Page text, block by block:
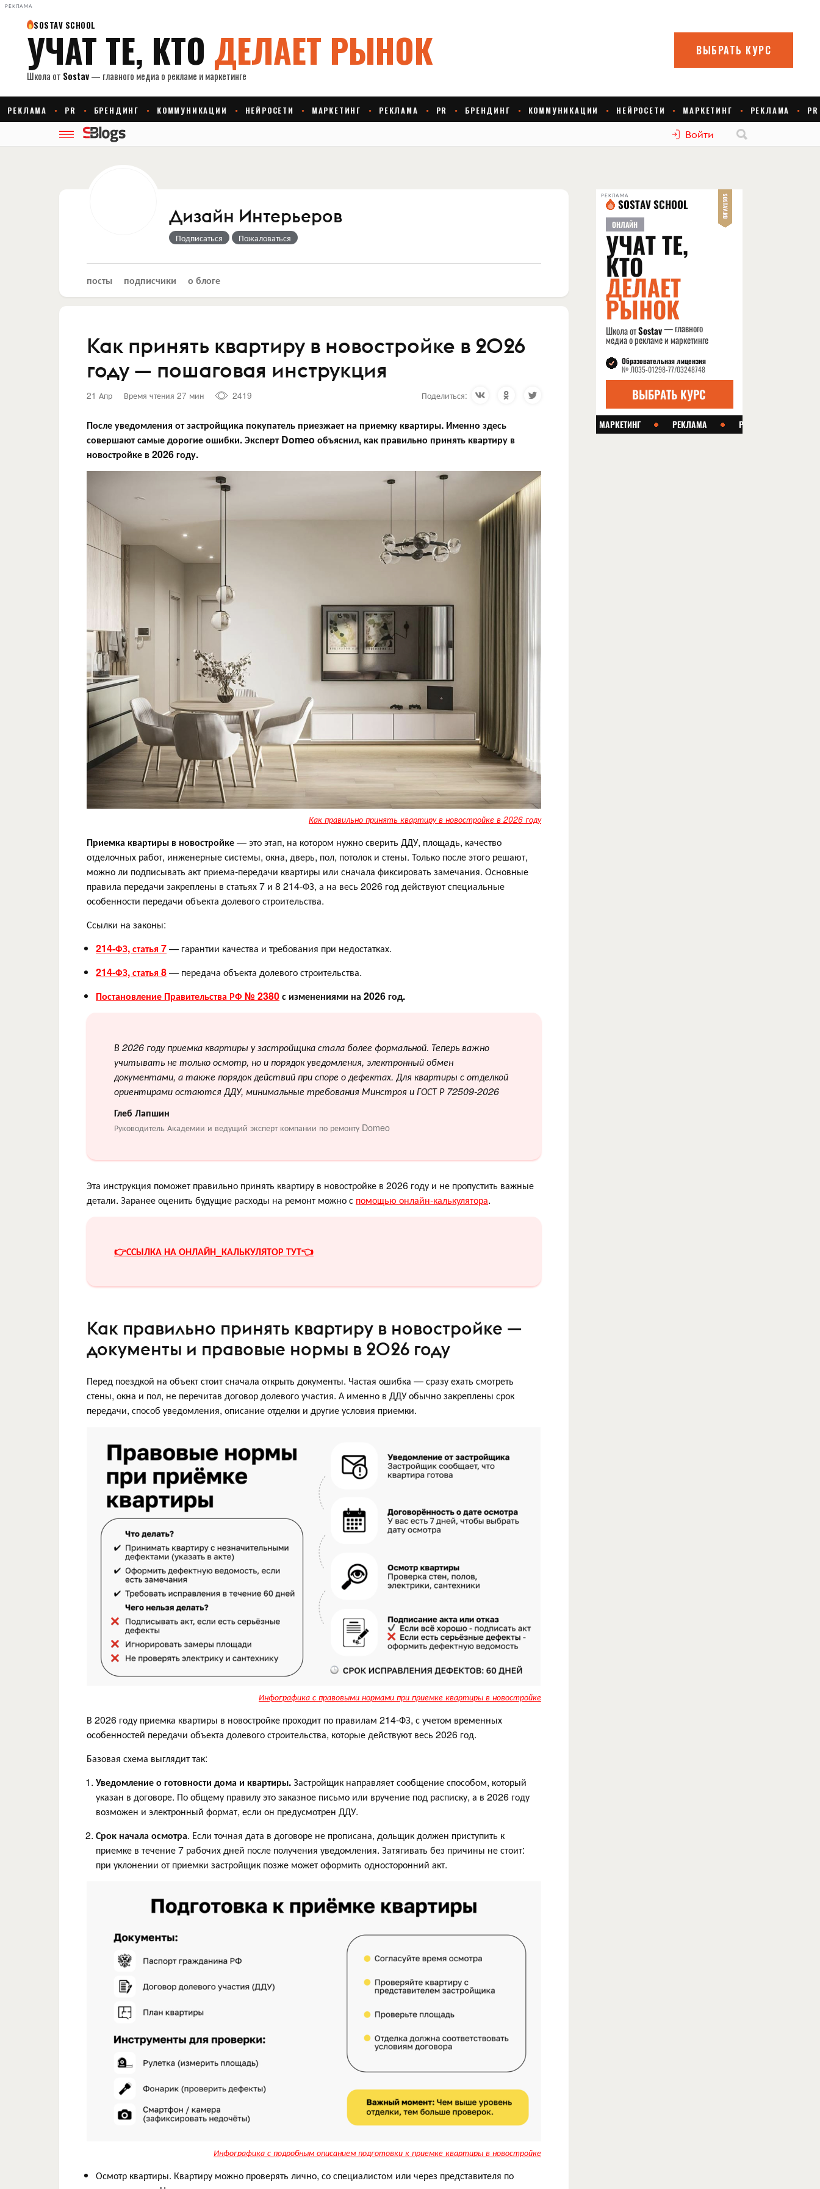
РЕКЛАМА
Войти
Дизайн Интерьеров
Подписаться Пожаловаться
посты подписчики о блоге
Как принять квартиру в новостройке в 2026
году — пошаговая инструкция
21 Апр Время чтения 27 мин 2419 Поделиться:
После уведомления от застройщика покупатель приезжает на приемку квартиры. Именно здесь
совершают самые дорогие ошибки. Эксперт Domeo объяснил, как правильно принять квартиру в
новостройке в 2026 году.
Как правильно принять квартиру в новостройке в 2026 году
Приемка квартиры в новостройке— это этап, на котором нужно сверить ДДУ, площадь, качество
отделочных работ, инженерные системы, окна, дверь, пол, потолок и стены. Только после этого решают,
можно ли подписывать акт приема-передачи квартиры или сначала фиксировать замечания. Основные
правила передачи закреплены в статьях 7 и 8 214-ФЗ, а на весь 2026 год действуют специальные
особенности передачи объекта долевого строительства.
Ссылки на законы:
214-ФЗ, статья 7— гарантии качества и требования при недостатках.
214-ФЗ, статья 8— передача объекта долевого строительства.
Постановление Правительства РФ № 2380с изменениями на 2026 год.
В 2026 году приемка квартиры у застройщика стала более формальной. Теперь важно
учитывать не только осмотр, но и порядок уведомления, электронный обмен
документами, а также порядок действий при споре о дефектах. Для квартиры с отделкой
ориентирами остаются ДДУ, минимальные требования Минстроя и ГОСТ Р 72509-2026
Глеб Лапшин
Руководитель Академии и ведущий эксперт компании по ремонту Domeo
Эта инструкция поможет правильно принять квартиру в новостройке в 2026 году и не пропустить важные
детали. Заранее оценить будущие расходы на ремонт можно с помощью онлайн-калькулятора.
👉ССЫЛКА НА ОНЛАЙН_КАЛЬКУЛЯТОР ТУТ👈
Как правильно принять квартиру в новостройке —
документы и правовые нормы в 2026 году
Перед поездкой на объект стоит сначала открыть документы. Частая ошибка — сразу ехать смотреть
стены, окна и пол, не перечитав договор долевого участия. А именно в ДДУ обычно закреплены срок
передачи, способ уведомления, описание отделки и другие условия приемки.
Инфографика с правовыми нормами при приемке квартиры в новостройке
В 2026 году приемка квартиры в новостройке проходит по правилам 214-ФЗ, с учетом временных
особенностей передачи объекта долевого строительства, которые действуют весь 2026 год.
Базовая схема выглядит так:
Уведомление о готовности дома и квартиры.Застройщик направляет сообщение способом, который
указан в договоре. По общему правилу это заказное письмо или вручение под расписку, а в 2026 году
возможен и электронный формат, если он предусмотрен ДДУ.
Срок начала осмотра. Если точная дата в договоре не прописана, дольщик должен приступить к
приемке в течение 7 рабочих дней после получения уведомления. Затягивать без причины не стоит:
при уклонении от приемки застройщик позже может оформить односторонний акт.
Инфографика с подробным описанием подготовки к приемке квартиры в новостройке
Осмотр квартиры. Квартиру можно проверять лично, со специалистом или через представителя по
РЕКЛАМА